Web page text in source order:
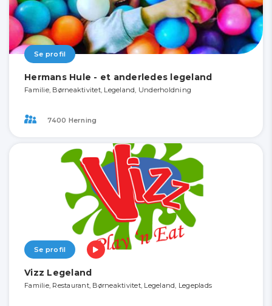
Se profil
Hermans Hule - et anderledes legeland
Familie, Børneaktivitet, Legeland, Underholdning
7400 Herning
Se profil
Vizz Legeland
Familie, Restaurant, Børneaktivitet, Legeland, Legeplads